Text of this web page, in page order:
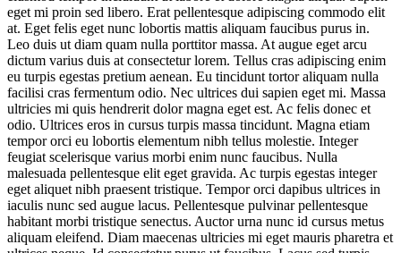
eget mi proin sed libero. Erat pellentesque adipiscing commodo elit
at. Eget felis eget nunc lobortis mattis aliquam faucibus purus in.
Leo duis ut diam quam nulla porttitor massa. At augue eget arcu
dictum varius duis at consectetur lorem. Tellus cras adipiscing enim
eu turpis egestas pretium aenean. Eu tincidunt tortor aliquam nulla
facilisi cras fermentum odio. Nec ultrices dui sapien eget mi. Massa
ultricies mi quis hendrerit dolor magna eget est. Ac felis donec et
odio. Ultrices eros in cursus turpis massa tincidunt. Magna etiam
tempor orci eu lobortis elementum nibh tellus molestie. Integer
feugiat scelerisque varius morbi enim nunc faucibus. Nulla
malesuada pellentesque elit eget gravida. Ac turpis egestas integer
eget aliquet nibh praesent tristique. Tempor orci dapibus ultrices in
iaculis nunc sed augue lacus. Pellentesque pulvinar pellentesque
habitant morbi tristique senectus. Auctor urna nunc id cursus metus
aliquam eleifend. Diam maecenas ultricies mi eget mauris pharetra et